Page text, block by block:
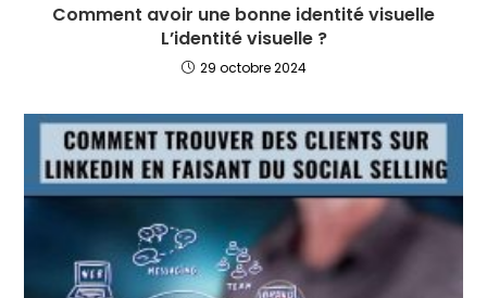
Comment avoir une bonne identité visuelle
L’identité visuelle ?
29 octobre 2024